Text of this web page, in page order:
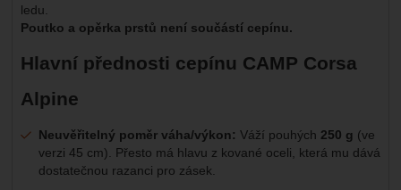
ledu.
Poutko a opěrka prstů není součástí cepínu.
Hlavní přednosti cepínu CAMP Corsa
Alpine
Neuvěřitelný poměr váha/výkon: Váží pouhých 250 g (ve
verzi 45 cm). Přesto má hlavu z kované oceli, která mu dává
dostatečnou razanci pro zásek.